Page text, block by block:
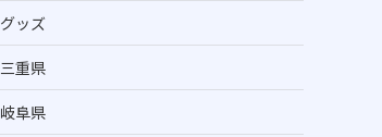
グッズ
三重県
岐阜県